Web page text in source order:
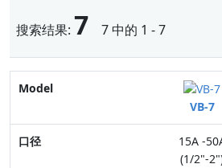
搜索结果: 7 7 中的 1 - 7
Model
口径
适用流体
VB-7
15A -
(1/2"-